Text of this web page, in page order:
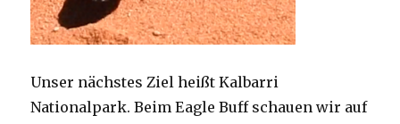
Unser nächstes Ziel heißt Kalbarri
Nationalpark. Beim Eagle Buff schauen wir auf